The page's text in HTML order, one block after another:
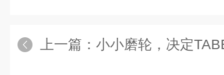
上一篇： 小小磨轮，决定